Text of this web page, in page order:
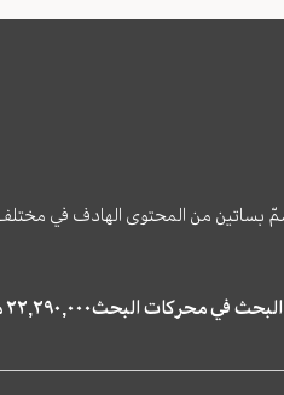
يضمّ بساتين من المحتوى الهادف في